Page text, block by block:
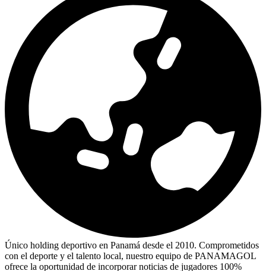
Único holding deportivo en Panamá desde el 2010. Comprometidos
con el deporte y el talento local, nuestro equipo de PANAMAGOL
ofrece la oportunidad de incorporar noticias de jugadores 100%